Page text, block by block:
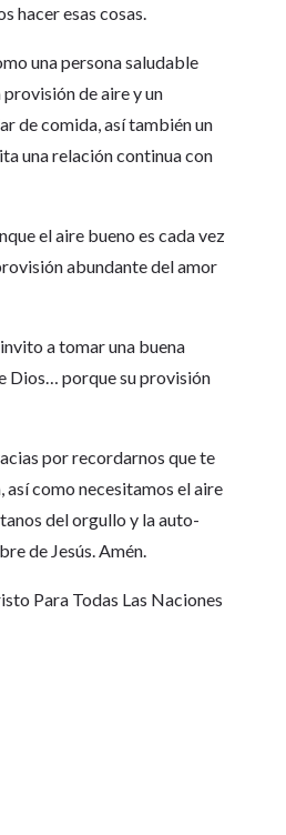
hacer esas cosas.
una persona saludable
de aire y un
de comida, así también un
una relación continua con
el aire bueno es cada vez
abundante del amor
a tomar una buena
Dios… porque su provisión
por recordarnos que te
así como necesitamos el aire
del orgullo y la auto-
de Jesús. Amén.
Para Todas Las Naciones